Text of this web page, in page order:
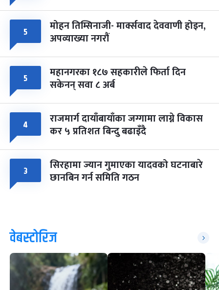
५ मोहन तिम्सिनाजी- मार्क्सवाद देववाणी होइन,
अपव्याख्या नगरौं
५ महानगरका १८७ सहकारीले फिर्ता दिन
सकेनन् सवा ८ अर्ब
४ राजमार्ग दायाँबायाँका जग्गामा लाग्ने विकास
कर ५ प्रतिशत बिन्दु बढाइँदै
३ सिरहामा ज्यान गुमाएका यादवको घटनाबारे
छानबिन गर्न समिति गठन
वेबस्टोरिज